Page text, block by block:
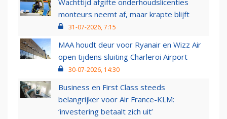
Wachttijd afgifte onderhoudslicenties
monteurs neemt af, maar krapte blijft
31-07-2026, 7:15
MAA houdt deur voor Ryanair en Wizz Air
open tijdens sluiting Charleroi Airport
30-07-2026, 14:30
Business en First Class steeds
belangrijker voor Air France-KLM:
‘investering betaalt zich uit’